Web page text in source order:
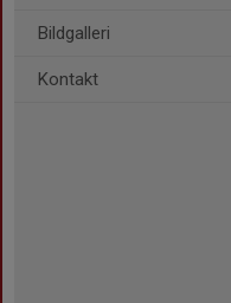
Bildgalleri
Kontakt